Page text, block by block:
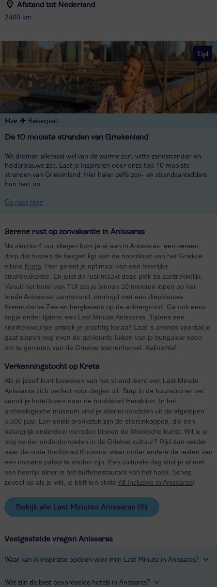
Afstand tot Nederland
2400 km
Tip!
Elze ✈️ Reisexpert
De 10 mooiste stranden van Griekenland
We dromen allemaal wel van de warme zon, witte zandstranden en
helderblauwe zee. Laat je inspireren door onze top 10 mooiste
stranden van Griekenland. Hier halen zelfs zon- en strandaanbidders
hun hart op.
Ga naar blog
Serene rust op zonvakantie in Anissaras
Na slechts 4 uur vliegen kom je al aan in Anissaras: een sereen
dorp dat tussen de bergen ligt aan de noordkust van het Griekse
eiland Kreta . Hier geniet je optimaal van een heerlijke
strandvakantie. En juist de rust maakt deze plek zo aantrekkelijk.
Vanuit het hotel van TUI sta je binnen 10 minuten lopen op het
brede Anissaras zandstrand, omringd met een diepblauwe
Kretenzische Zee en bergketens op de achtergrond. Ga ook eens
kopje onder tijdens een Last Minute Anissaras. Tijdens een
snorkelexcursie ontdek je prachtig koraal! Laat ’s avonds voordat je
gaat slapen nog even de gekleurde luiken van je bungalow open
om te genieten van de Griekse sterrenhemel. Kalinichta!
Verkenningstocht op Kreta
Als je jezelf kunt losweken van het strand leent een Last Minute
Anissaras zich perfect voor dagjes uit. Stap in de huurauto en zet
vanuit je hotel koers naar de hoofdstad Heraklion. In het
archeologische museum vind je allerlei vondsten uit de afgelopen
5.500 jaar. Een uniek pronkstuk zijn de stierenkoppen, die een
belangrijk onderdeel vormden binnen de Minoïsche kunst. Wil je je
nog verder onderdompelen in de Griekse cultuur? Rijd dan verder
naar de oude hoofdstad Knossos, waar onder andere de resten van
een immens paleis te vinden zijn. Een culturele dag sluit je af met
een heerlijk diner in het buffetrestaurant van het hotel. Schep
zoveel op als je wilt, je blijft ten slotte All Inclusive in Anissaras!
Bekijk alle Last Minutes Anissaras (6)
Veelgestelde vragen Anissaras
Waar kan ik inspiratie opdoen voor mijn Last Minute in Anissaras?
Lees de blogsover Kreta en ontdek wat er allemaal te doen is
Wat zijn de best beoordeelde hotels in Anissaras?